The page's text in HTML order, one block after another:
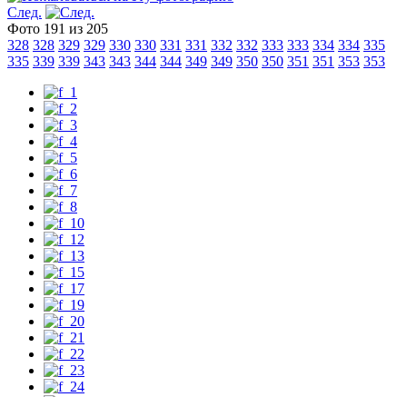
След.
Фото 191 из 205
328 328 329 329 330 330 331 331 332 332 333 333 334 334 335
335 339 339 343 343 344 344 349 349 350 350 351 351 353 353